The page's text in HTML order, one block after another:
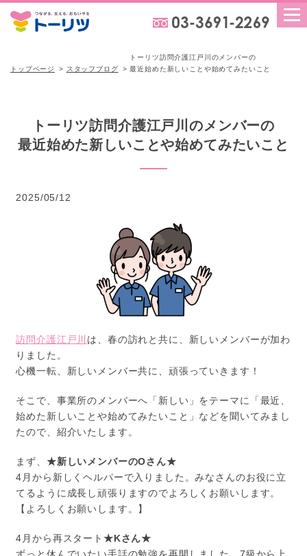
トップページ スタッフブログ
トーリツ訪問介護江戸川のメンバーの
最近始めた新しいことや始めてみたいこと
トーリツ訪問介護江戸川のメンバーの
最近始めた新しいことや始めてみたいこと
2025/05/12
訪問介護江戸川 は、春の訪れと共に、新しいメンバーが加わ
りました。
心機一転、新しいメンバー共に、頑張っていきます！
そこで、事業所のメンバーへ「新しい」をテーマに「最近、
始めた新しいことや始めてみたいこと」などを聞いてみまし
たので、紹介いたします。
まず、 ★新しいメンバーのOさん★
4月から新しくヘルパーで入りました。みなさんのお役に立
てるように成長し頑張りますのでよろしくお願いします。
【よろしくお願いします。】
4月から再スタート ★Kさん★